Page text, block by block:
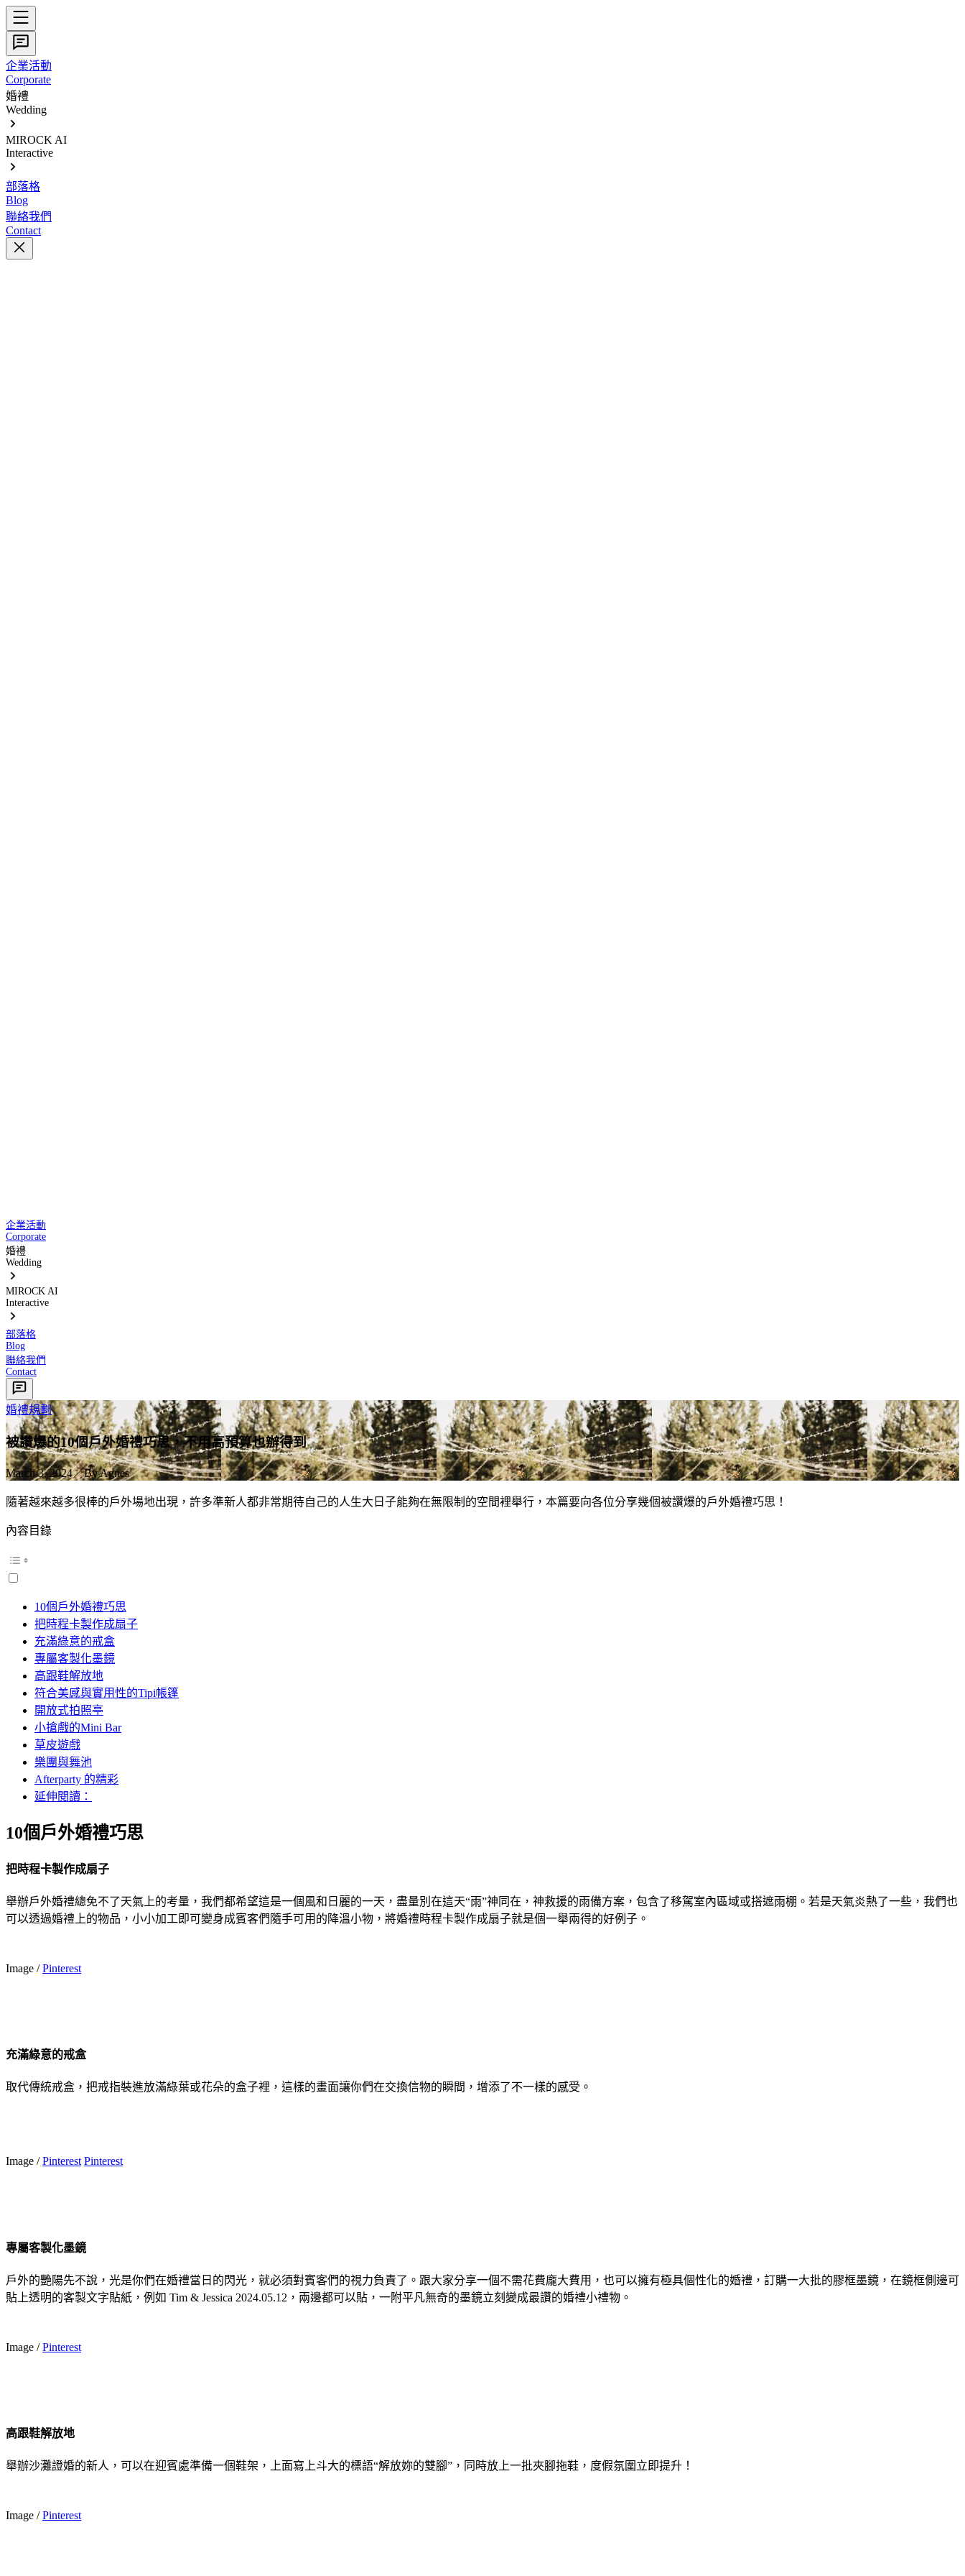
企業活動
Corporate
婚禮
Wedding
MIROCK AI
Interactive
部落格
Blog
聯絡我們
Contact
企業活動
Corporate
婚禮
Wedding
MIROCK AI
Interactive
部落格
Blog
聯絡我們
Contact
婚禮規劃
被讚爆的10個戶外婚禮巧思，不用高預算也辦得到
March 3, 2024／ByAgnes
隨著越來越多很棒的戶外場地出現，許多準新人都非常期待自己的人生大日子能夠在無限制的空間裡舉行，本篇要向各位分享幾個被讚爆的戶外婚禮巧思！
內容目錄
10個戶外婚禮巧思
把時程卡製作成扇子
充滿綠意的戒盒
專屬客製化墨鏡
高跟鞋解放地
符合美感與實用性的Tipi帳篷
開放式拍照亭
小搶戲的Mini Bar
草皮遊戲
樂團與舞池
Afterparty 的精彩
延伸閱讀：
10個戶外婚禮巧思
把時程卡製作成扇子
舉辦戶外婚禮總免不了天氣上的考量，我們都希望這是一個風和日麗的一天，盡量別在這天“雨”神同在，神救援的雨備方案，包含了移駕室內區域或搭遮雨棚。若是天氣炎熱了一些，我們也
可以透過婚禮上的物品，小小加工即可變身成賓客們隨手可用的降溫小物，將婚禮時程卡製作成扇子就是個一舉兩得的好例子。
Image /Pinterest
充滿綠意的戒盒
取代傳統戒盒，把戒指裝進放滿綠葉或花朵的盒子裡，這樣的畫面讓你們在交換信物的瞬間，增添了不一樣的感受。
Image /Pinterest Pinterest
專屬客製化墨鏡
戶外的艷陽先不說，光是你們在婚禮當日的閃光，就必須對賓客們的視力負責了。跟大家分享一個不需花費龐大費用，也可以擁有極具個性化的婚禮，訂購一大批的膠框墨鏡，在鏡框側邊可
貼上透明的客製文字貼紙，例如 Tim & Jessica 2024.05.12，兩邊都可以貼，一附平凡無奇的墨鏡立刻變成最讚的婚禮小禮物。
Image /Pinterest
高跟鞋解放地
舉辦沙灘證婚的新人，可以在迎賓處準備一個鞋架，上面寫上斗大的標語“解放妳的雙腳”，同時放上一批夾腳拖鞋，度假氛圍立即提升！
Image /Pinterest